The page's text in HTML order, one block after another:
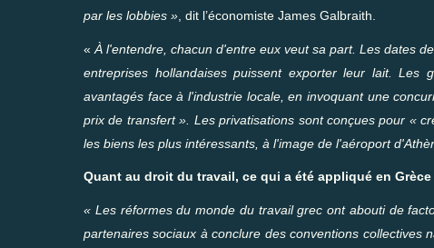
par les lobbies » , dit l’économiste James Galbraith.
«À l'entendre, chacun d'entre eux veut sa part. Les dates
entreprises hollandaises puissent exporter leur lait. Les
avantagés face à l'industrie locale, en invoquant une
prix de transfert ». Les privatisations sont conçues pour «
les biens les plus intéressants, à l'image de l'aéroport
Quant au droit du travail, ce qui a été appliqué en
« Les réformes du monde du travail grec ont abouti de
partenaires sociaux à conclure des conventions